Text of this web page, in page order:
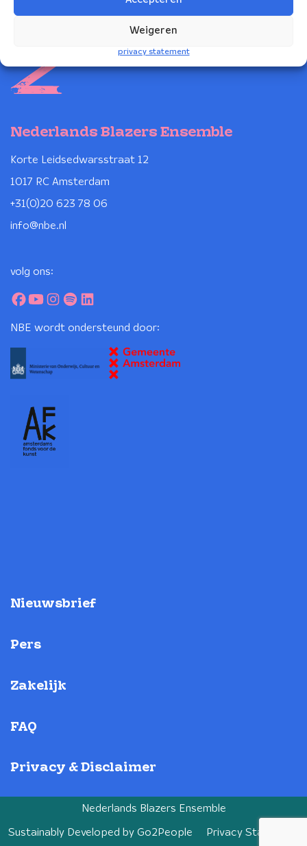
Weigeren
privacy statement
Nederlands Blazers Ensemble
Korte Leidsedwarsstraat 12
1017 RC Amsterdam
+31(0)20 623 78 06
info@nbe.nl
volg ons:
NBE wordt ondersteund door:
Nieuwsbrief
Pers
Zakelijk
FAQ
Privacy & Disclaimer
Nederlands Blazers Ensemble
Sustainably Developed by Go2People Privacy Statement